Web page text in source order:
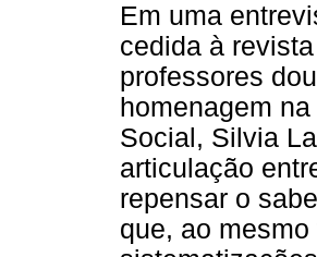
Em uma
cedida à
professores
homenagem
Social, Silvia
articulação
repensar o
que, ao